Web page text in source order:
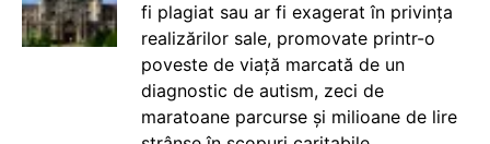
fi plagiat sau ar fi exagerat în privința
realizărilor sale, promovate printr-o
poveste de viață marcată de un
diagnostic de autism, zeci de
maratoane parcurse și milioane de lire